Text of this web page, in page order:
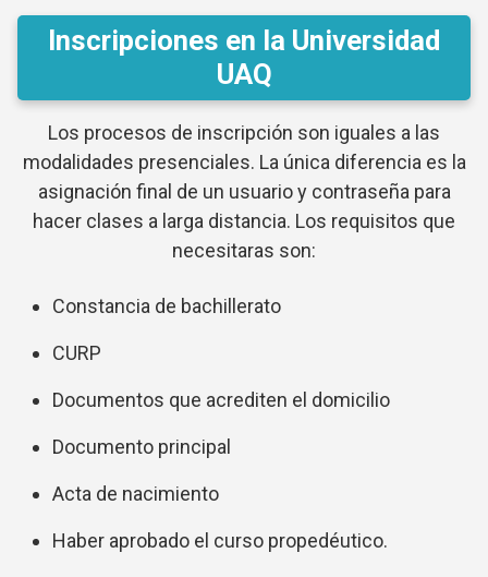
Inscripciones en la Universidad
UAQ
Los procesos de inscripción son iguales a las
modalidades presenciales. La única diferencia es la
asignación final de un usuario y contraseña para
hacer clases a larga distancia. Los requisitos que
necesitaras son:
Constancia de bachillerato
CURP
Documentos que acrediten el domicilio
Documento principal
Acta de nacimiento
Haber aprobado el curso propedéutico.